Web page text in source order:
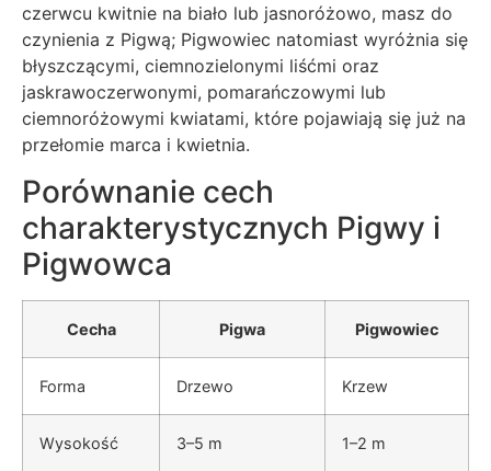
czerwcu kwitnie na biało lub jasnoróżowo, masz do
czynienia z Pigwą; Pigwowiec natomiast wyróżnia się
błyszczącymi, ciemnozielonymi liśćmi oraz
jaskrawoczerwonymi, pomarańczowymi lub
ciemnoróżowymi kwiatami, które pojawiają się już na
przełomie marca i kwietnia.
Porównanie cech
charakterystycznych Pigwy i
Pigwowca
Cecha Pigwa Pigwowiec
Forma Drzewo Krzew
Wysokość 3–5 m 1–2 m